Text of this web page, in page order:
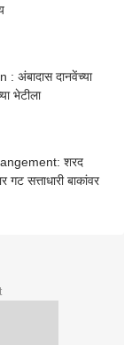
अंबादास दानवेंच्या
भेटीला
शरद
गट सत्ताधारी बाकांवर